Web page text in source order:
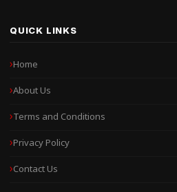
QUICK LINKS
Home
About Us
Terms and Conditions
Privacy Policy
Contact Us